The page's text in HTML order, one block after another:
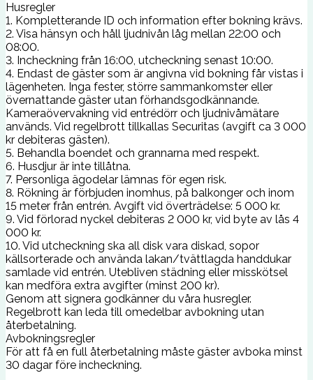
Husregler
1. Kompletterande ID och information efter bokning krävs.
2. Visa hänsyn och håll ljudnivån låg mellan 22:00 och
08:00.
3. Incheckning från 16:00, utcheckning senast 10:00.
4. Endast de gäster som är angivna vid bokning får vistas i
lägenheten. Inga fester, större sammankomster eller
övernattande gäster utan förhandsgodkännande.
Kameraövervakning vid entrédörr och ljudnivåmätare
används. Vid regelbrott tillkallas Securitas (avgift ca 3 000
kr debiteras gästen).
5. Behandla boendet och grannarna med respekt.
6. Husdjur är inte tillåtna.
7. Personliga ägodelar lämnas för egen risk.
8. Rökning är förbjuden inomhus, på balkonger och inom
15 meter från entrén. Avgift vid överträdelse: 5 000 kr.
9. Vid förlorad nyckel debiteras 2 000 kr, vid byte av lås 4
000 kr.
10. Vid utcheckning ska all disk vara diskad, sopor
källsorterade och använda lakan/tvättlagda handdukar
samlade vid entrén. Utebliven städning eller misskötsel
kan medföra extra avgifter (minst 200 kr).
Genom att signera godkänner du våra husregler.
Regelbrott kan leda till omedelbar avbokning utan
återbetalning.
Avbokningsregler
För att få en full återbetalning måste gäster avboka minst
30 dagar före incheckning.